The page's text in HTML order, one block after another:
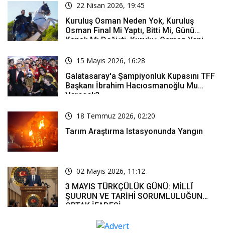
22 Nisan 2026, 19:45
Kuruluş Osman Neden Yok, Kuruluş
Osman Final Mi Yaptı, Bitti Mi, Günü
Kanalı Mı Değişti, Kuruluş Osman Yeni
15 Mayıs 2026, 16:28
Galatasaray'a Şampiyonluk Kupasını TFF
Başkanı İbrahim Hacıosmanoğlu Mu
Verecek?
18 Temmuz 2026, 02:20
Tarım Araştırma Istasyonunda Yangın
02 Mayıs 2026, 11:12
3 MAYIS TÜRKÇÜLÜK GÜNÜ: MİLLÎ
ŞUURUN VE TARİHÎ SORUMLULUĞUN
ORTAK İFADESİ